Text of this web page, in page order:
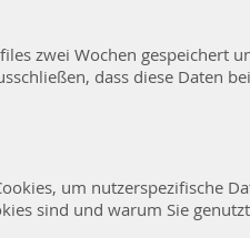
zwei Wochen gespeichert
dass diese Daten
um nutzerspezifische
sind und warum Sie